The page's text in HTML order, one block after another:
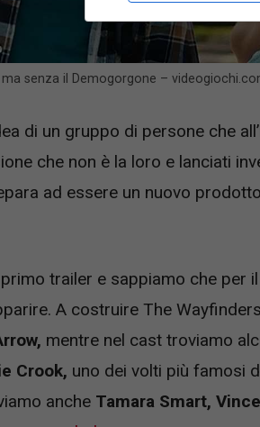
senza il Demogorgone –
di un gruppo di persone che
che non è la loro e lanciati
ad essere un nuovo
trailer e sappiamo che per
A costruire The
mentre nel cast troviamo
Crook, uno dei volti più famosi
anche Tamara Smart,